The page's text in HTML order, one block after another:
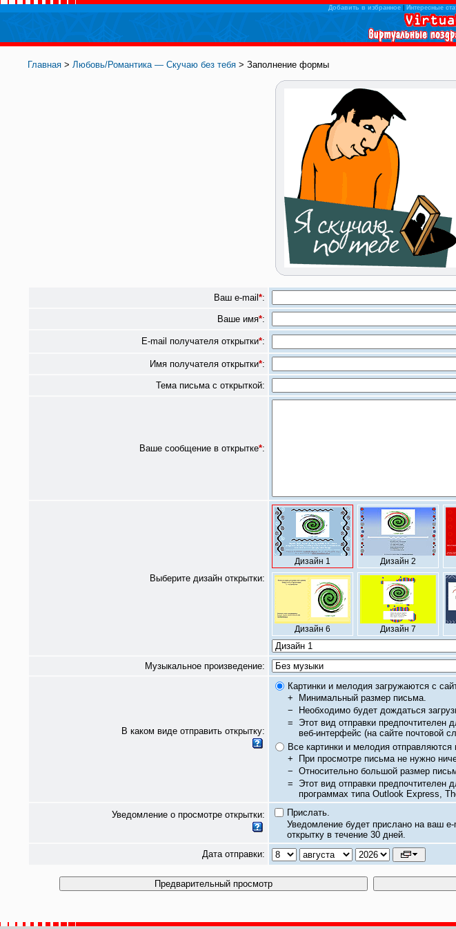
Добавить в избранное| Интересные
Главная > Любовь/Романтика — Скучаю без тебя > Заполнение формы
Ваш e-mail *:
Ваше имя*:
E-mail получателя открытки*:
Имя получателя открытки*:
Тема письма с открыткой:
Ваше сообщение в открытке*:
Выберите дизайн открытки:
Дизайн 1 Дизайн 2
Дизайн 6 Дизайн 7
Музыкальное произведение:
В каком виде отправить открытку:
Картинки и мелодия загружаются с
+
Минимальный размер письма.
−
Необходимо будет дождаться
= Этот вид отправки предпочтителен
веб-интерфейс (на сайте почтовой
Все картинки и мелодия
+
При просмотре письма не нужно
− Относительно большой размер
= Этот вид отправки предпочтителен
программах типа Outlook Express,
Уведомление о просмотре открытки:
Прислать.
Уведомление будет прислано на ваш e-
открытку в течение 30 дней.
Дата отправки: